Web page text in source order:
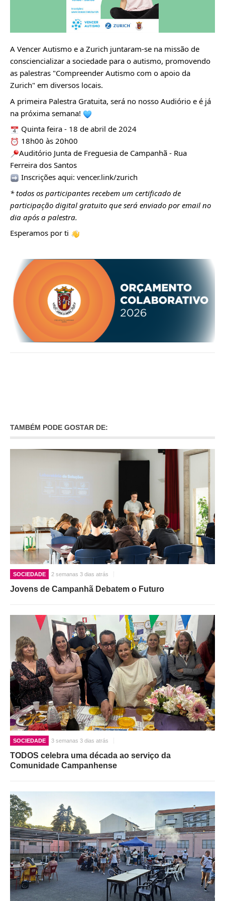
CONSTITUIÇÃO
PRESIDENTE
EXECUTIVO E PELOUROS
ASSEMBLEIA DE FREGUESIA
GRAVAÇÕES DAS REUNIÕES PÚBLICAS DO EXECUTIVO
DOCUMENTOS
ATAS E DOCUMENTOS DA ASSEMBLEIA
EDITAIS
REGULAMENTOS E TAXAS
PLANO E ORÇAMENTO
RELATÓRIO E CONTAS
RECRUTAMENTO PESSOAL
ORÇAMENTO COLABORATIVO
FUNDO DE APOIO AO ASSOCIATIVISMO
SUBVENÇÕES PÚBLICAS
SERVIÇOS
GERAIS
O GABINETE
APOIO AOS DESEMPREGADOS
APOIO ÀS EMPRESAS
CONTACTO E HORÁRIO GIP
CONTACTOS
A Vencer Autismo e a Zurich juntaram-se na missão de
consciencializar a sociedade para o autismo, promovendo
as palestras "Compreender Autismo com o apoio da
Zurich" em diversos locais.
A primeira Palestra Gratuita, será no nosso Audiório e é já
na próxima semana!
Quinta feira - 18 de abril de 2024
18h00 às 20h00
Auditório Junta de Freguesia de Campanhã - Rua
Ferreira dos Santos
Inscrições aqui: vencer.link/zurich
* todos os participantes recebem um certificado de
participação digital gratuito que será enviado por email no
dia após a palestra.
Esperamos por ti
TAMBÉM PODE GOSTAR DE:
SOCIEDADE 2 semanas 3 dias atrás
Jovens de Campanhã Debatem o Futuro
SOCIEDADE 3 semanas 3 dias atrás
TODOS celebra uma década ao serviço da
Comunidade Campanhense